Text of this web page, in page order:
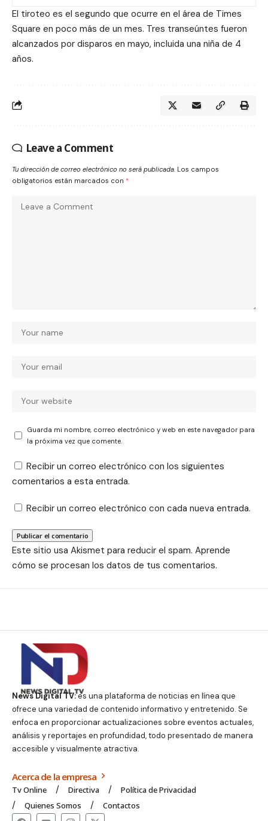
El tiroteo es el segundo que ocurre en el área de Times
Square en poco más de un mes. Tres transeúntes fueron
alcanzados por disparos en mayo, incluida una niña de 4
años.
Leave a Comment
Tu dirección de correo electrónico no será publicada. Los campos
obligatorios están marcados con *
Guarda mi nombre, correo electrónico y web en este navegador para
la próxima vez que comente.
Recibir un correo electrónico con los siguientes
comentarios a esta entrada.
Recibir un correo electrónico con cada nueva entrada.
Este sitio usa Akismet para reducir el spam. Aprende
cómo se procesan los datos de tus comentarios.
News Digital TV:es una plataforma de noticias en línea que
ofrece una variedad de contenido informativo y entretenido. Se
enfoca en proporcionar actualizaciones sobre eventos actuales,
análisis y reportajes en profundidad, todo presentado de manera
accesible y visualmente atractiva.
Acerca de la empresa
Tv Online Directiva
Política de Privacidad
Quienes Somos
Contactos